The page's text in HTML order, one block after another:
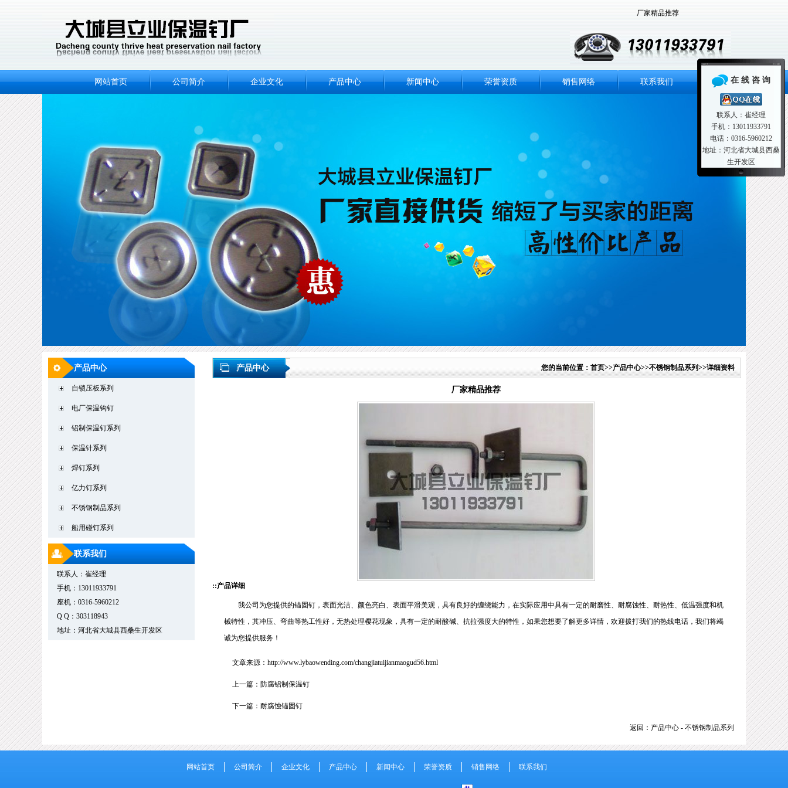
厂家精品推荐
网站首页 公司简介 企业文化 产品中心 新闻中心 荣誉资质 销售网络 联系我们
产品中心 您的当前位置： 首页>>产品中心>>不锈钢制品系列>>详细资料
厂家精品推荐
::产品详细
我公司为您提供的锚固钉，表面光洁、颜色亮白、表面平滑美观，具有良好的缠绕能力，在实际应用中具有一定的耐磨性、耐腐蚀性、耐热性、低温强度和机
械特性，其冲压、弯曲等热工性好，无热处理樱花现象，具有一定的耐酸碱、抗拉强度大的特性，如果您想要了解更多详情，欢迎拨打我们的热线电话，我们将竭
诚为您提供服务！
文章来源： http://www.lybaowending.com/changjiatuijianmaogud56.html
上一篇： 防腐铝制保温钉
下一篇： 耐腐蚀锚固钉
返回： 产品中心 - 不锈钢制品系列
产品中心
自锁压板系列
电厂保温钩钉
铝制保温钉系列
保温针系列
焊钉系列
亿力钉系列
不锈钢制品系列
船用碰钉系列
联系我们
联系人：崔经理
手机：13011933791
座机：0316-5960212
Q Q：303118943
地址：河北省大城县西桑生开发区
网站首页 公司简介 企业文化 产品中心 新闻中心 荣誉资质 销售网络 联系我们
在 线 咨 询
联系人：崔经理
手机：13011933791
电话：0316-5960212
地址：河北省大城县西桑
生开发区